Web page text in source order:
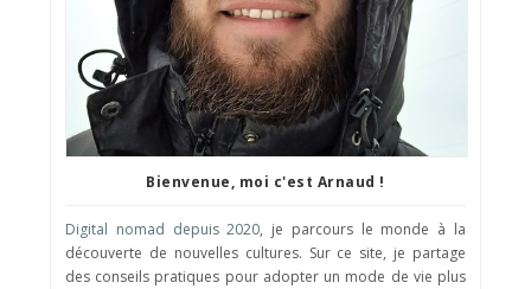
Bienvenue, moi c'est Arnaud !
Digital nomad depuis 2020, je parcours le monde à la
découverte de nouvelles cultures. Sur ce site, je partage
des conseils pratiques pour adopter un mode de vie plus